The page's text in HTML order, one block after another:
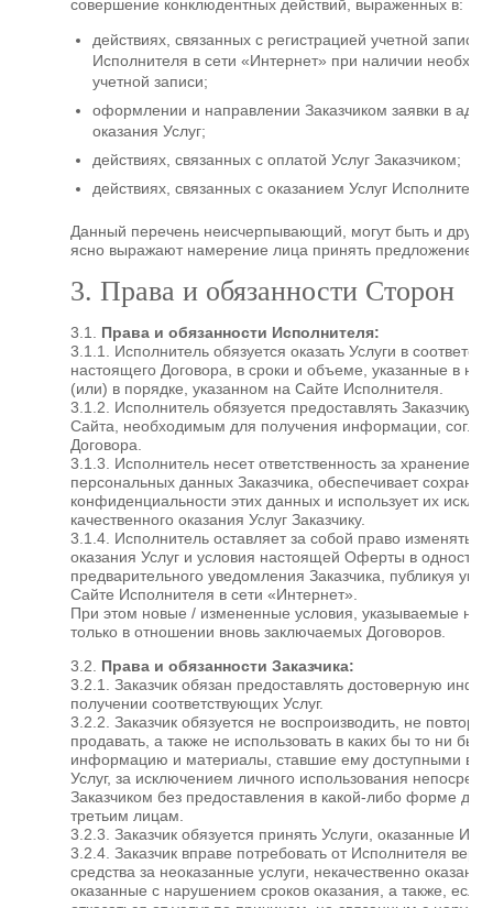
совершение конклюдентных действий, выраженных в:
действиях, связанных с регистрацией учетной записи
Исполнителя в сети «Интернет» при наличии
учетной записи;
оформлении и направлении Заказчиком заявки в
оказания Услуг;
действиях, связанных с оплатой Услуг Заказчиком;
действиях, связанных с оказанием Услуг
Данный перечень неисчерпывающий, могут быть и
ясно выражают намерение лица принять предложение
3. Права и обязанности Сторон
3.1. Права и обязанности Исполнителя:
3.1.1. Исполнитель обязуется оказать Услуги в
настоящего Договора, в сроки и объеме, указанные в
(или) в порядке, указанном на Сайте Исполнителя.
3.1.2. Исполнитель обязуется предоставлять Заказчику
Сайта, необходимым для получения информации,
Договора.
3.1.3. Исполнитель несет ответственность за хранение и
персональных данных Заказчика, обеспечивает
конфиденциальности этих данных и использует их
качественного оказания Услуг Заказчику.
3.1.4. Исполнитель оставляет за собой право изменять
оказания Услуг и условия настоящей Оферты в
предварительного уведомления Заказчика, публикуя
Сайте Исполнителя в сети «Интернет».
При этом новые / измененные условия, указываемые на
только в отношении вновь заключаемых Договоров.
3.2. Права и обязанности Заказчика:
3.2.1. Заказчик обязан предоставлять достоверную
получении соответствующих Услуг.
3.2.2. Заказчик обязуется не воспроизводить, не
продавать, а также не использовать в каких бы то ни
информацию и материалы, ставшие ему доступными в
Услуг, за исключением личного использования
Заказчиком без предоставления в какой-либо форме
третьим лицам.
3.2.3. Заказчик обязуется принять Услуги, оказанные
3.2.4. Заказчик вправе потребовать от Исполнителя
средства за неоказанные услуги, некачественно
оказанные с нарушением сроков оказания, а также, если